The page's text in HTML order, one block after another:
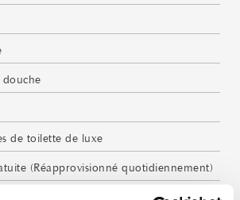
douche
de toilette de luxe
(Réapprovisionné quotidiennement)